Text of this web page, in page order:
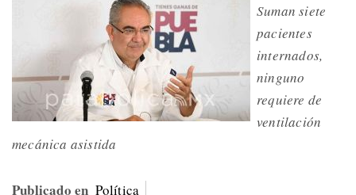
Suman siete
pacientes
internados,
ninguno
requiere de
ventilación
mecánica asistida
Publicado en Política